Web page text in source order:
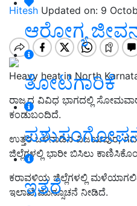
ಆರೋಗ್ಯ
ತೋಟಗಾರಿಕೆ
ಇತರೆ
Hitesh Updated on: 9
Heavy heat in North
ರಾಜ್ಯದ ವಿವಿಧ ಭಾಗದಲ್ಲಿ
ಕಂಡುಬಂದಿದೆ.
ಉತ್ತರ ಒಳನಾಡಿನ ವಿಜಯಪುರ,
ಜಿಲ್ಲೆಗಳಲ್ಲಿ ಭಾರೀ ಬಿಸಿಲು
ಕರಾವಳಿಯ ಜಿಲ್ಲೆಗಳಲ್ಲಿ
ಇಲಾಖೆ ಮುನ್ಸೂಚನೆ ನೀಡಿದೆ.